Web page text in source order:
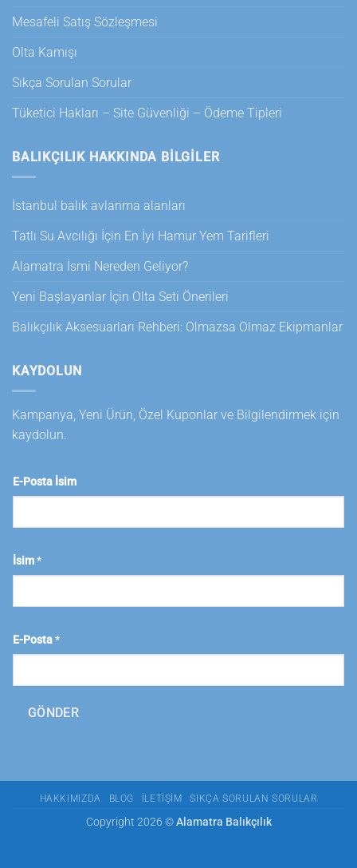
Mesafeli Satış Sözleşmesi
Olta Kamışı
Sıkça Sorulan Sorular
Tüketici Hakları – Site Güvenliği – Ödeme Tipleri
BALIKÇILIK HAKKINDA BILGILER
İstanbul balık avlanma alanları
Tatlı Su Avcılığı İçin En İyi Hamur Yem Tarifleri
Alamatra İsmi Nereden Geliyor?
Yeni Başlayanlar İçin Olta Seti Önerileri
Balıkçılık Aksesuarları Rehberi: Olmazsa Olmaz Ekipmanlar
KAYDOLUN
Kampanya, Yeni Ürün, Özel Kuponlar ve Bilgilendirmek için
kaydolun.
E-Posta İsim
İsim*
E-Posta*
GÖNDER
HAKKIMIZDA BLOG İLETIŞIM SIKÇA SORULAN SORULAR
Copyright 2026 ©Alamatra Balıkçılık